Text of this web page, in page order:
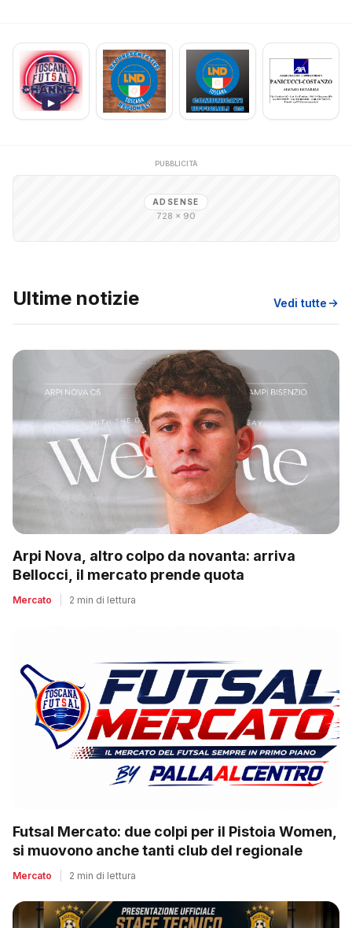
PUBBLICITÀ
ADSENSE
728 × 90
Ultime notizie Vedi tutte
Arpi Nova, altro colpo da novanta: arriva
Bellocci, il mercato prende quota
Mercato 2 min di lettura
Futsal Mercato: due colpi per il Pistoia Women,
si muovono anche tanti club del regionale
Mercato 2 min di lettura